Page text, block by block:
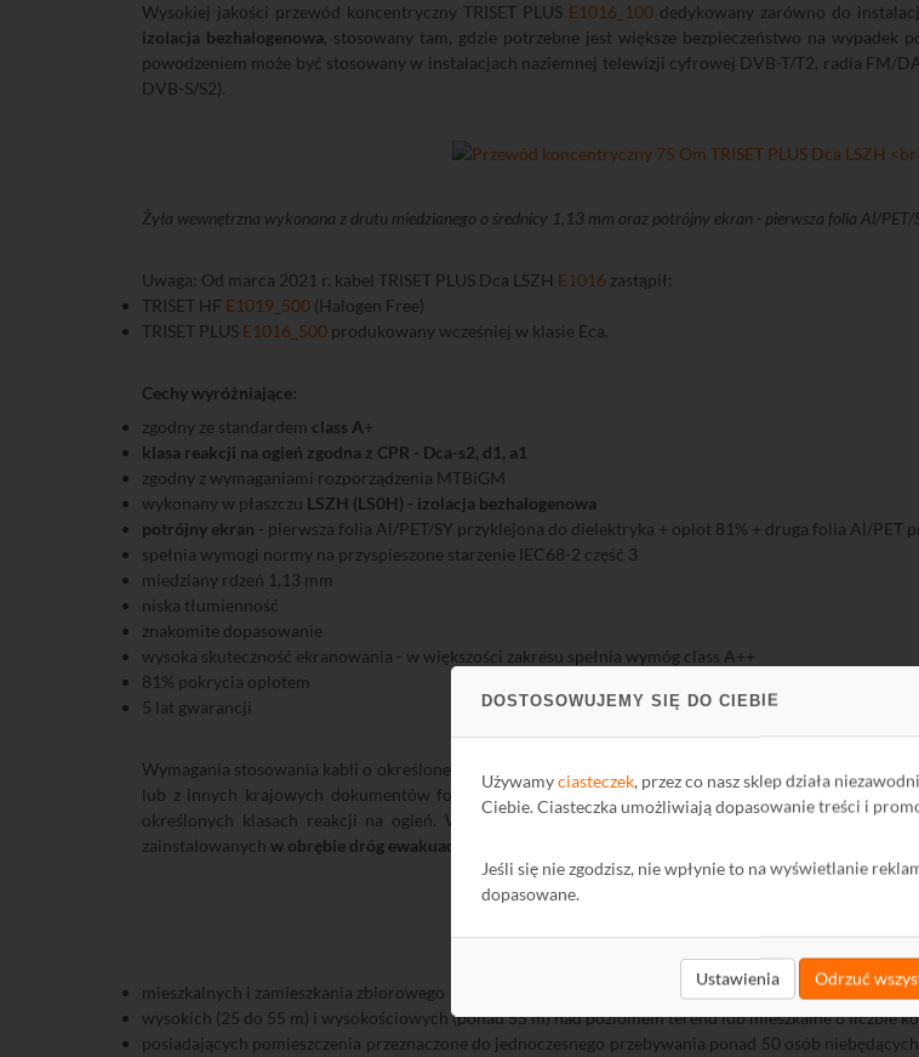
DOSTOSOWUJEMY SIĘ DO CIEBIE
Używamyciasteczek, przez co nasz sklep działa
Ciebie. Ciasteczka umożliwiają dopasowanie treści i
Jeśli się nie zgodzisz, nie wpłynie to na wyświetlanie
dopasowane.
Ustawienia Odrzuć
Wysokiej jakości przewód koncentryczny TRISET PLUS E1016_100 dedykowany zarówno do
izolacja bezhalogenowa, stosowany tam, gdzie potrzebne jest większe bezpieczeństwo na wypadek
powodzeniem może być stosowany w instalacjach naziemnej telewizji cyfrowej DVB-T/T2, radia FM/
DVB-S/S2).
Żyła wewnętrzna wykonana z drutu miedzianego o średnicy 1,13 mm oraz potrójny ekran - pierwsza folia Al/
Uwaga: Od marca 2021 r. kabel TRISET PLUS Dca LSZH E1016 zastąpił:
TRISET HF E1019_500 (Halogen Free)
TRISET PLUS E1016_500 produkowany wcześniej w klasie Eca.
Cechy wyróżniające:
zgodny ze standardem class A+
klasa reakcji na ogień zgodna z CPR - Dca-s2, d1, a1
zgodny z wymaganiami rozporządzenia MTBiGM
wykonany w płaszczu LSZH (LS0H) - izolacja bezhalogenowa
potrójny ekran - pierwsza folia Al/PET/SY przyklejona do dielektryka + oplot 81% + druga folia Al/PET
spełnia wymogi normy na przyspieszone starzenie IEC68-2 część 3
miedziany rdzeń 1,13 mm
niska tłumienność
znakomite dopasowanie
wysoka skuteczność ekranowania - w większości zakresu spełnia wymóg class A++
81% pokrycia oplotem
5 lat gwarancji
Wymagania stosowania kabli o określonej klasie reakcji na ogień w określonym rodzaju budynku
lub z innych krajowych dokumentów formalno-prawnych. Dyrektywa CPR nie narzuca krajom
określonych klasach reakcji na ogień. Według Stowarzyszenia Elektryków Polskich i wydanej
zainstalowanych w obrębie dróg ewakuacyjnych nie powinna być niższa niż B2ca-s1b, d1, a1. W tym
mieszkalnych i zamieszkania zbiorowego
wysokich (25 do 55 m) i wysokościowych (ponad 55 m) nad poziomem terenu lub mieszkalne o liczbie
posiadających pomieszczenia przeznaczone do jednoczesnego przebywania ponad 50 osób